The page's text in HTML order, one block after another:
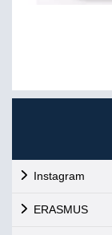
Instagram
ERASMUS